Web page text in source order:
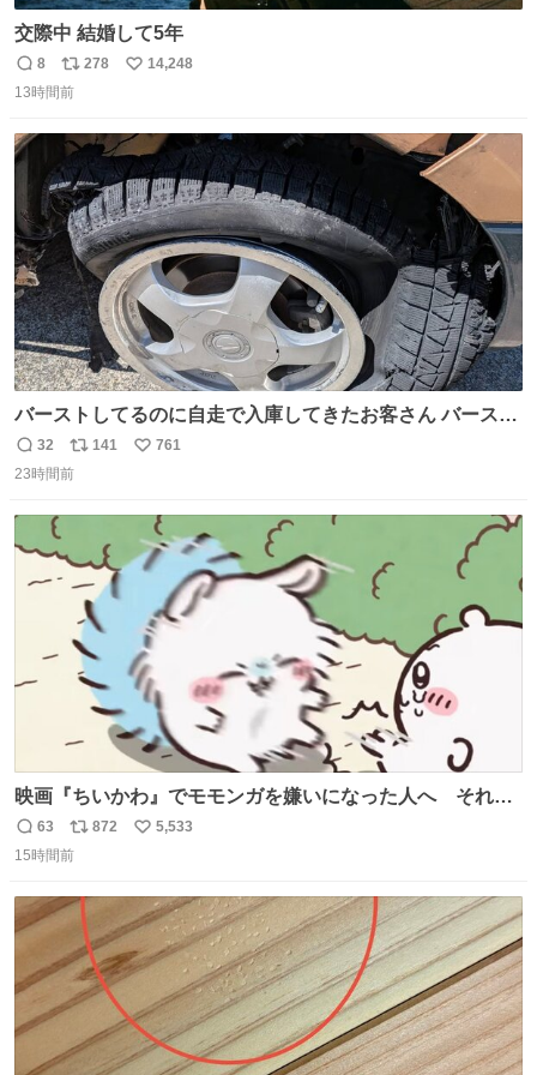
交際中 結婚して5年
返
信
8
リ
ポ
ト
数
278
い
数
14,248
13時間前
バーストしてるのに自走で入庫してきたお客さん バースト
したならその場で動かないで助け呼んで下さい😰 保険にロ
ードサービス付いてて金銭負担も無いんですから これで走
装ダメージ、ABSセンサ断線、ブレーキホースも傷入っち
ゃってます…
返
信
32
リ
ポ
数
141
い
761
23時間前
映画『ちいかわ』でモモンガを嫌いになった人へ それで
も愛される理由と可能性 kai-you.net/article/96186 『映画
ちいかわ 人魚の島のひみつ』を3回観て、原作も追ってい
す。ちいかわ初心者向けです🖊
返
信
63
リ
ポ
ト
数
872
い
数
5,533
15時間前